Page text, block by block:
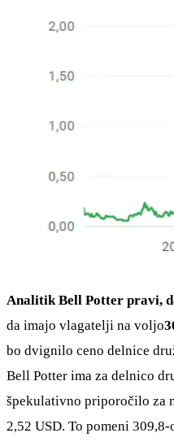
Analitik Bell Potter pravi,
da imajo vlagatelji na voljo
bo dvignilo ceno delnice
Bell Potter ima za delnico
špekulativno priporočilo za
2,52 USD. To pomeni